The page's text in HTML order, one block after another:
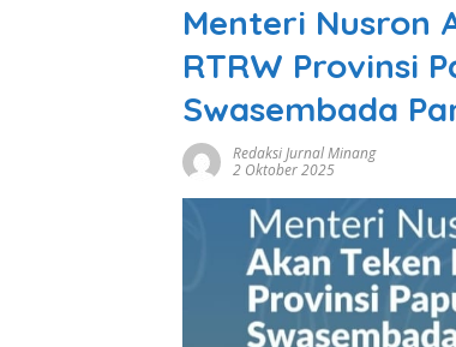
Menteri Nusron
RTRW Provinsi
Swasembada
Redaksi Jurnal Minang
2 Oktober 2025